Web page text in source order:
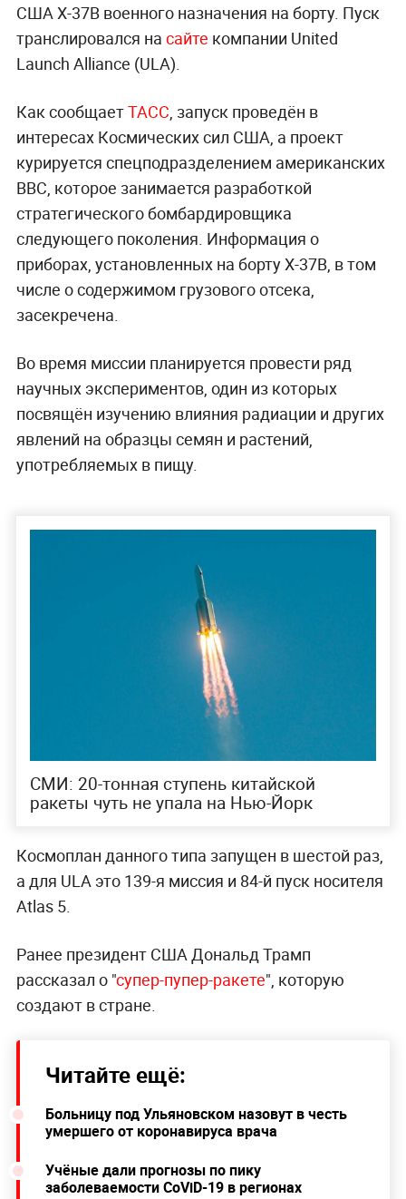
США X-37B военного назначения на борту. Пуск
транслировался на сайте компании United
Launch Alliance (ULA).
Как сообщаетТАСС, запуск проведён в
интересах Космических сил США, а проект
курируется спецподразделением американских
ВВС, которое занимается разработкой
стратегического бомбардировщика
следующего поколения. Информация о
приборах, установленных на борту X-37B, в том
числе о содержимом грузового отсека,
засекречена.
Во время миссии планируется провести ряд
научных экспериментов, один из которых
посвящён изучению влияния радиации и других
явлений на образцы семян и растений,
употребляемых в пищу.
СМИ: 20-тонная ступень китайской
ракеты чуть не упала на Нью-Йорк
Космоплан данного типа запущен в шестой раз,
а для ULA это 139-я миссия и 84-й пуск носителя
Atlas 5.
Ранее президент США Дональд Трамп
рассказал о "супер-пупер-ракете", которую
создают в стране.
Читайте ещё:
Больницу под Ульяновском назовут в честь
умершего от коронавируса врача
Учёные дали прогнозы по пику
заболеваемости CoViD-19 в регионах